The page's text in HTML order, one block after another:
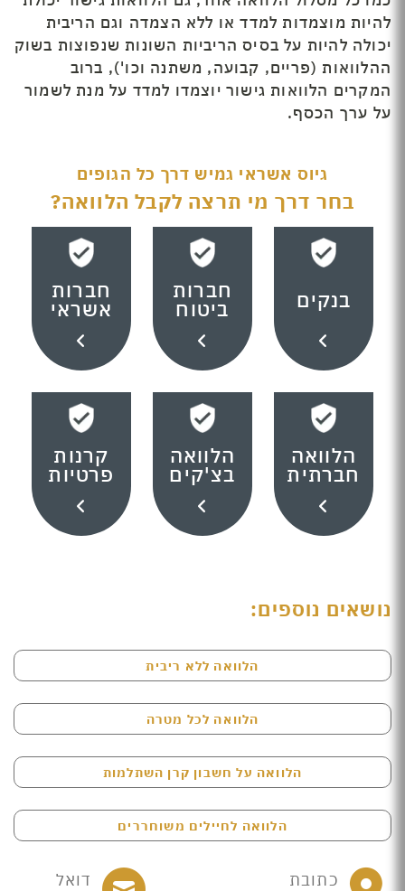
להיות מוצמדות למדד או ללא הצמדה וגם הריבית
יכולה להיות על בסיס הריביות השונות שנפוצות בשוק
ההלוואות (פריים, קבועה, משתנה וכו'), ברוב
המקרים הלוואות גישור יוצמדו למדד על מנת לשמור
על ערך הכסף.
גיוס אשראי גמיש דרך כל הגופים
בחר דרך מי תרצה לקבל הלוואה?
בנקים חברות
ביטוח
חברות
אשראי
הלוואה
חברתית
הלוואה
בצ'קים
קרנות
פרטיות
נושאים נוספים:
הלוואה ללא ריבית
הלוואה לכל מטרה
הלוואה על חשבון קרן השתלמות
הלוואה לחיילים משוחררים
כתובת דואל